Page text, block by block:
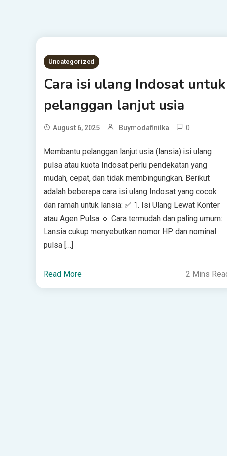
Uncategorized
Cara isi ulang Indosat untuk
pelanggan lanjut usia
August 6, 2025 Buymodafinilka 0
Membantu pelanggan lanjut usia (lansia) isi ulang
pulsa atau kuota Indosat perlu pendekatan yang
mudah, cepat, dan tidak membingungkan. Berikut
adalah beberapa cara isi ulang Indosat yang cocok
dan ramah untuk lansia: ✅ 1. Isi Ulang Lewat Konter
atau Agen Pulsa 🔹 Cara termudah dan paling umum:
Lansia cukup menyebutkan nomor HP dan nominal
pulsa […]
Read More 2 Mins